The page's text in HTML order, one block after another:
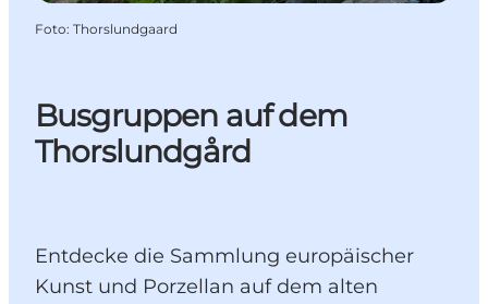
Busgruppen auf dem
Thorslundgård
Entdecke die Sammlung europäischer
Kunst und Porzellan auf dem alten
Foto: Thorslundgaard